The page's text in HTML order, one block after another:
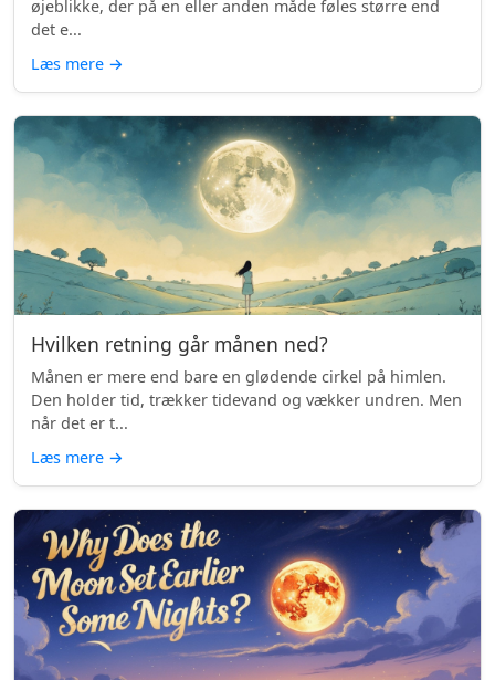
øjeblikke, der på en eller anden måde føles større end
det e...
Læs mere →
Hvilken retning går månen ned?
Månen er mere end bare en glødende cirkel på himlen.
Den holder tid, trækker tidevand og vækker undren. Men
når det er t...
Læs mere →